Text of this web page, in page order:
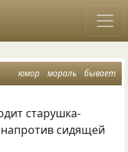
юмор мораль бывает
старушка-
сидящей